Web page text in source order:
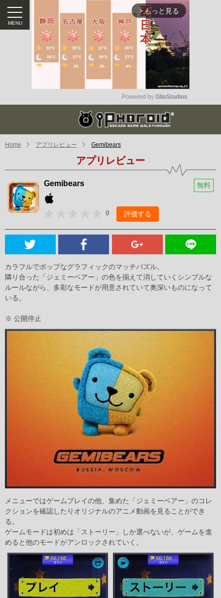
arrow_forward_ios もっと見る
Mute
Powered by GliaStudios
Home アプリレビュー Gemibears
アプリレビュー
Gemibears 無料
0 評価する
カラフルでポップなグラフィックのマッチパズル。
隣り合った「ジェミーベアー」の色を揃えて消していくシンプルな
ルールながら、多彩なモードが用意されていて奥深いものになって
いる。
※ 公開停止
メニューではゲームプレイの他、集めた「ジェミーベアー」のコレ
クションを確認したりオリジナルのアニメ動画を見ることができ
る。
ゲームモードは初めは「ストーリー」しか選べないが、ゲームを進
めると他のモードがアンロックされていく。